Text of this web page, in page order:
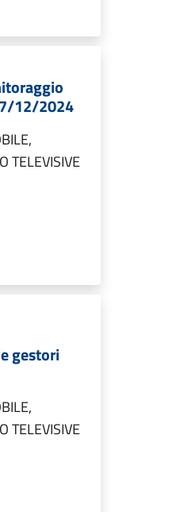
12/2024
TELEVISIVE
gestori
TELEVISIVE